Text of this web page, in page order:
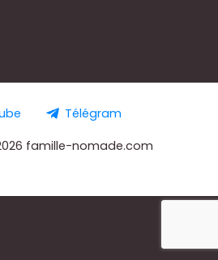
Télégram
famille-nomade.com